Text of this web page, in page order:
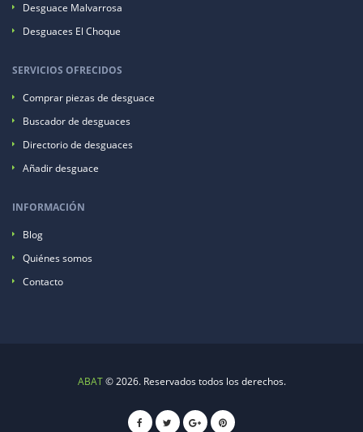
Desguace Malvarrosa
Desguaces El Choque
SERVICIOS OFRECIDOS
Comprar piezas de desguace
Buscador de desguaces
Directorio de desguaces
Añadir desguace
INFORMACIÓN
Blog
Quiénes somos
Contacto
ABAT© 2026. Reservados todos los derechos.